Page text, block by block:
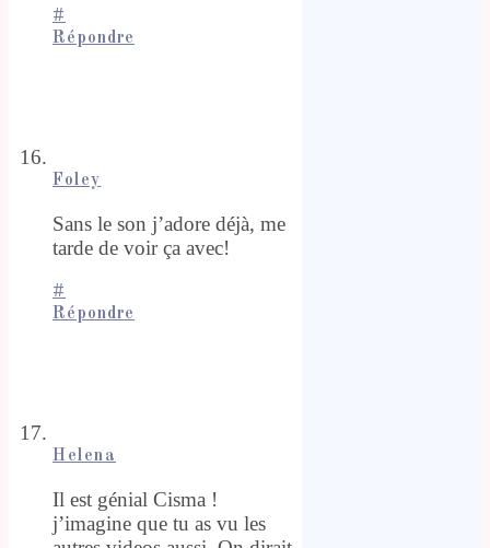
#
Répondre
Foley
Sans le son j’adore déjà, me
tarde de voir ça avec!
#
Répondre
Helena
Il est génial Cisma !
j’imagine que tu as vu les